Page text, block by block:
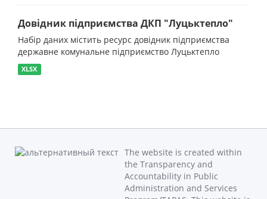
Довідник підприємства ДКП "Луцьктепло"
Набір даних містить ресурс довідник підприємства
державне комунальне підприємство Луцьктепло
XLSX
The website is created within
the Transparency and
Accountability in Public
Administration and Services